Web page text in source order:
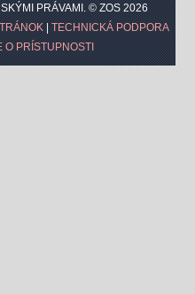
PRÁVAMI. © ZOS 2026
TECHNICKÁ PODPORA
O PRÍSTUPNOSTI